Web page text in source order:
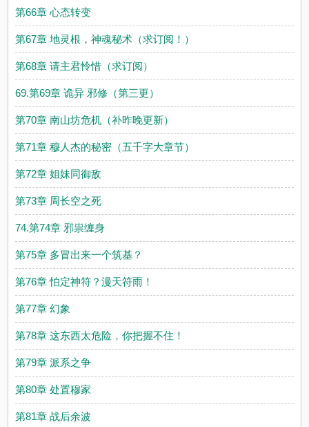
第66章 心态转变
第67章 地灵根，神魂秘术（求订阅！）
第68章 请主君怜惜（求订阅）
69.第69章 诡异 邪修（第三更）
第70章 南山坊危机（补昨晚更新）
第71章 穆人杰的秘密（五千字大章节）
第72章 姐妹同御敌
第73章 周长空之死
74.第74章 邪祟缠身
第75章 多冒出来一个筑基？
第76章 怕定神符？漫天符雨！
第77章 幻象
第78章 这东西太危险，你把握不住！
第79章 派系之争
第80章 处置穆家
第81章 战后余波